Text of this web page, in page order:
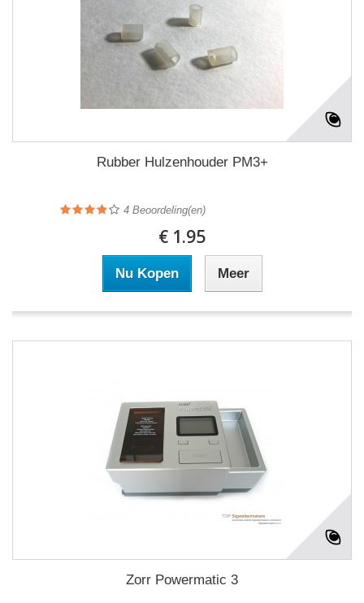
Rubber Hulzenhouder PM3+
4 Beoordeling(en)
€ 1.95
Nu Kopen Meer
Zorr Powermatic 3